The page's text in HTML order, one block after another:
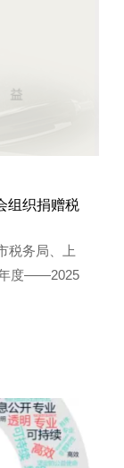
组织捐赠税
税务局、上
年度——2025